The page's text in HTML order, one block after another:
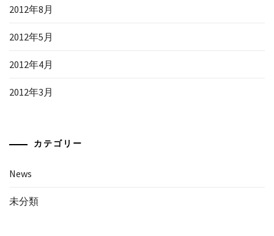
2012年8月
2012年5月
2012年4月
2012年3月
カテゴリー
News
未分類